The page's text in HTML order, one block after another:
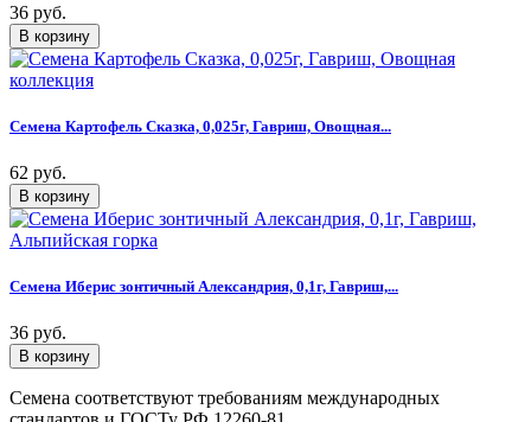
36 руб.
Семена Картофель Сказка, 0,025г, Гавриш, Овощная...
62 руб.
Семена Иберис зонтичный Александрия, 0,1г, Гавриш,...
36 руб.
Семена соответствуют требованиям международных